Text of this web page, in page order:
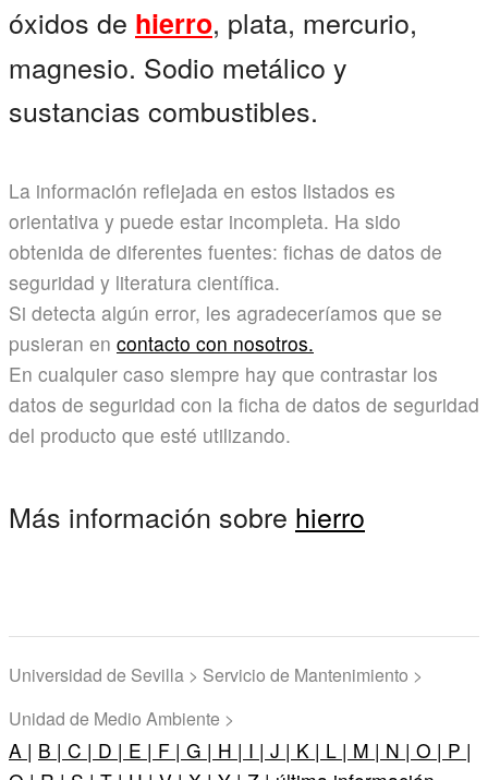
óxidos de hierro, plata, mercurio,
magnesio. Sodio metálico y
sustancias combustibles.
La información reflejada en estos listados es
orientativa y puede estar incompleta. Ha sido
obtenida de diferentes fuentes: fichas de datos de
seguridad y literatura científica.
Si detecta algún error, les agradeceríamos que se
pusieran en contacto con nosotros.
En cualquier caso siempre hay que contrastar los
datos de seguridad con la ficha de datos de seguridad
del producto que esté utilizando.
Más información sobre hierro
Universidad de Sevilla > Servicio de Mantenimiento >
Unidad de Medio Ambiente >
A | B | C | D | E | F | G | H | I | J | K | L | M | N | O | P |